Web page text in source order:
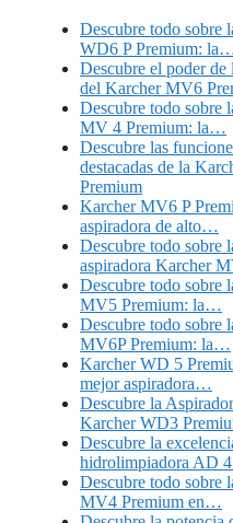
Descubre todo sobre
WD6 P Premium:
Descubre el poder de
del Karcher MV6
Descubre todo sobre
MV 4 Premium: la…
Descubre las
destacadas de la
Premium
Karcher MV6 P
aspiradora de alto…
Descubre todo sobre
aspiradora Karcher
Descubre todo sobre
MV5 Premium: la…
Descubre todo sobre
MV6P Premium: la…
Karcher WD 5
mejor aspiradora…
Descubre la
Karcher WD3
Descubre la
hidrolimpiadora AD
Descubre todo sobre
MV4 Premium en…